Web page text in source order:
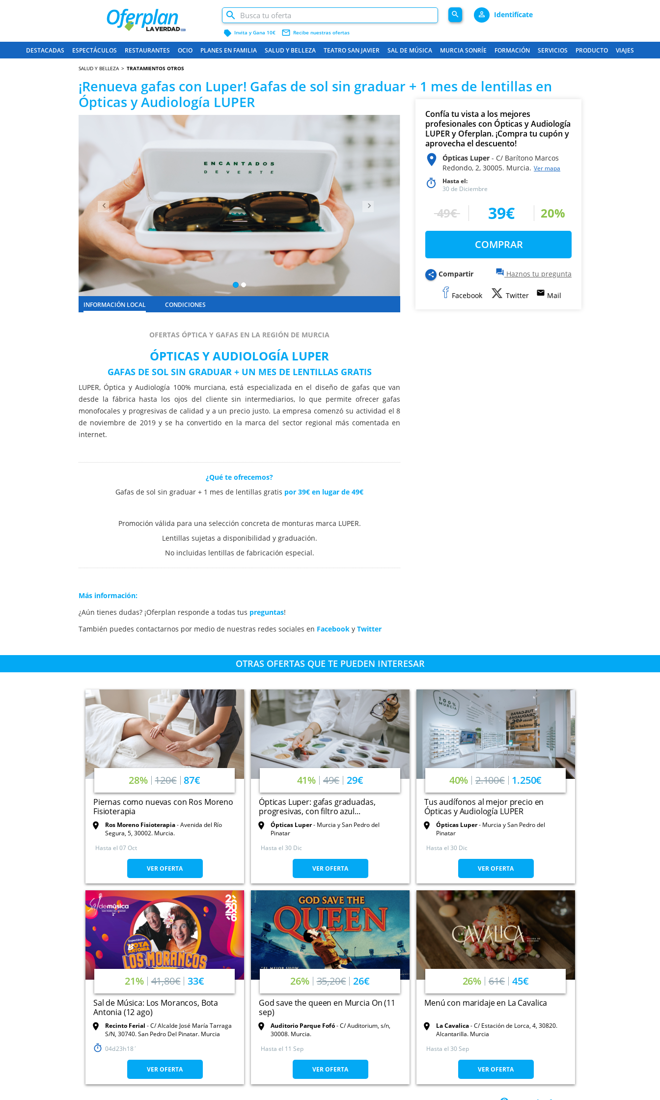
label Invita y Gana 10€ mail_outline Recibe nuestras ofertas
search person_outline Identifícate
DESTACADAS ESPECTÁCULOS RESTAURANTES OCIO PLANES EN FAMILIA SALUD Y BELLEZA TEATRO SAN JAVIER SAL DE MÚSICA MURCIA SONRÍE FORMACIÓN SERVICIOS PRODUCTO VIAJES
SALUD Y BELLEZA TRATAMIENTOS OTROS
¡Renueva gafas con Luper! Gafas de sol sin graduar + 1 mes de lentillas en
Ópticas y Audiología LUPER
Siguiente
Confía tu vista a los mejores
profesionales con Ópticas y Audiología
LUPER y Oferplan. ¡Compra tu cupón y
aprovecha el descuento!
Ópticas Luper
C/ Barítono Marcos
Redondo, 2, 30005. Murcia. Ver mapa
Hasta el:
30 de Diciembre
49€ 39€ 20%
COMPRAR
share Compartir question_answer Haznos tu pregunta
Facebook Twitter email Mail
INFORMACIÓN LOCAL CONDICIONES
OFERTAS ÓPTICA Y GAFAS EN LA REGIÓN DE MURCIA
ÓPTICAS Y AUDIOLOGÍA LUPER
GAFAS DE SOL SIN GRADUAR + UN MES DE LENTILLAS GRATIS
LUPER, Óptica y Audiología 100% murciana, está especializada en el diseño de gafas que van
desde la fábrica hasta los ojos del cliente sin intermediarios, lo que permite ofrecer gafas
monofocales y progresivas de calidad y a un precio justo. La empresa comenzó su actividad el 8
de noviembre de 2019 y se ha convertido en la marca del sector regional más comentada en
internet.
¿Qué te ofrecemos?
Gafas de sol sin graduar + 1 mes de lentillas gratis por 39€ en lugar de 49€
Promoción válida para una selección concreta de monturas marca LUPER.
Lentillas sujetas a disponibilidad y graduación.
No incluidas lentillas de fabricación especial.
Más información:
¿Aún tienes dudas? ¡Oferplan responde a todas tus preguntas!
También puedes contactarnos por medio de nuestras redes sociales en Facebook y Twitter
OTRAS OFERTAS QUE TE PUEDEN INTERESAR
28% 120€ 87€
Piernas como nuevas con Ros Moreno
Fisioterapia
Ros Moreno Fisioterapia Avenida del Río
Segura, 5, 30002. Murcia.
Hasta el 07 Oct
VER OFERTA
41% 49€ 29€
Ópticas Luper: gafas graduadas,
progresivas, con filtro azul...
Ópticas Luper
Murcia y San Pedro del
Pinatar
Hasta el 30 Dic
VER OFERTA
40% 2.100€ 1.250€
Tus audífonos al mejor precio en
Ópticas y Audiología LUPER
Ópticas Luper
Murcia y San Pedro del
Pinatar
Hasta el 30 Dic
VER OFERTA
21% 41,80€ 33€
Sal de Música: Los Morancos, Bota
Antonia (12 ago)
Recinto Ferial
C/ Alcalde José María Tarraga
S/N, 30740. San Pedro Del Pinatar. Murcia
04 23 18
VER OFERTA
26% 35,20€ 26€
God save the queen en Murcia On (11
sep)
Auditorio Parque Fofó C/ Auditorium, s/n,
30008. Murcia.
Hasta el 11 Sep
VER OFERTA
26% 61€ 45€
Menú con maridaje en La Cavalica
La Cavalica C/ Estación de Lorca, 4, 30820.
Alcantarilla. Murcia
Hasta el 30 Sep
VER OFERTA